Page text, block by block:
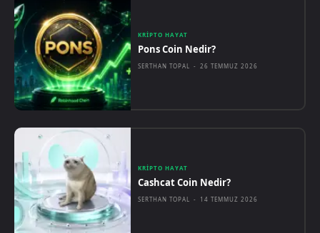
KRIPTO HAYAT
Pons Coin Nedir?
SERTHAN TOPAL - 26 TEMMUZ 2026
KRIPTO HAYAT
Cashcat Coin Nedir?
SERTHAN TOPAL - 14 TEMMUZ 2026